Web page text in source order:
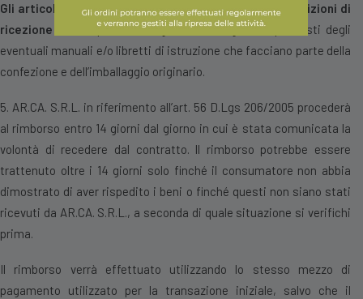
Gli articoli dovranno essere resi nelle medesime condizioni di
ricezione ovvero provvisti degli imballi originali e provvisti degli
eventuali manuali e/o libretti di istruzione che facciano parte della
confezione e dell’imballaggio originario.
5. AR.CA. S.R.L. in riferimento all’art. 56 D.Lgs 206/2005 procederà
al rimborso entro 14 giorni dal giorno in cui è stata comunicata la
volontà di recedere dal contratto. ll rimborso potrebbe essere
trattenuto oltre i 14 giorni solo finché il consumatore non abbia
dimostrato di aver rispedito i beni o finché questi non siano stati
ricevuti da AR.CA. S.R.L., a seconda di quale situazione si verifichi
prima.
Il rimborso verrà effettuato utilizzando lo stesso mezzo di
pagamento utilizzato per la transazione iniziale, salvo che il